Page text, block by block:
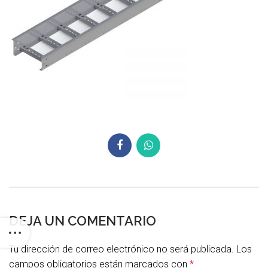
DEJA UN COMENTARIO
Tu dirección de correo electrónico no será publicada. Los
campos obligatorios están marcados con *